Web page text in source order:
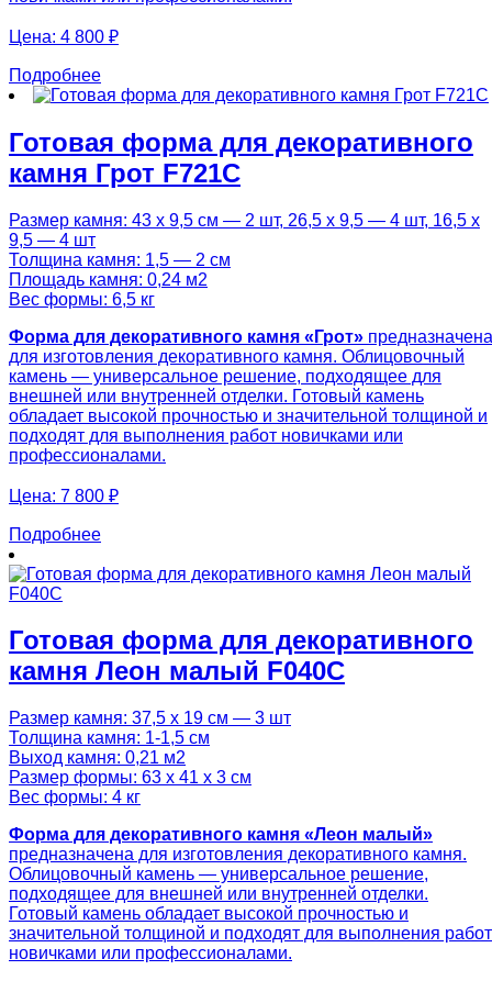
Цена: 4 800 ₽
Подробнее
Готовая форма для декоративного
камня Грот F721C
Размер камня: 43 х 9,5 см — 2 шт, 26,5 х 9,5 — 4 шт, 16,5 х
9,5 — 4 шт
Толщина камня: 1,5 — 2 см
Площадь камня: 0,24 м2
Вес формы: 6,5 кг
Форма для декоративного камня «Грот» предназначена
для изготовления декоративного камня. Облицовочный
камень — универсальное решение, подходящее для
внешней или внутренней отделки. Готовый камень
обладает высокой прочностью и значительной толщиной и
подходят для выполнения работ новичками или
профессионалами.
Цена: 7 800 ₽
Подробнее
Готовая форма для декоративного
камня Леон малый F040C
Размер камня: 37,5 х 19 см — 3 шт
Толщина камня: 1-1,5 см
Выход камня: 0,21 м2
Размер формы: 63 х 41 х 3 см
Вес формы: 4 кг
Форма для декоративного камня «Леон малый»
предназначена для изготовления декоративного камня.
Облицовочный камень — универсальное решение,
подходящее для внешней или внутренней отделки.
Готовый камень обладает высокой прочностью и
значительной толщиной и подходят для выполнения работ
новичками или профессионалами.